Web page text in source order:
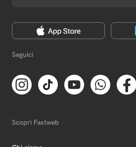
Seguici
Scopri Fastweb